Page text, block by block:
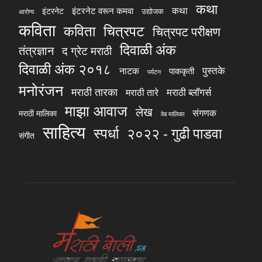
आरोग्य इंटरनेट इंटरनेट वरून कमवा उद्योजक कथा कथा
कविता कविता चित्रपट चित्रपट परीक्षण
तंत्रज्ञान द ग्रेट मराठी दिवाळी अंक
दिवाळी अंक २०१८
नाटक पर्यटन पाककृती पुस्तके
मनोरंजन मराठी तारका मराठी तारे मराठी ब्लॉगर्स
मराठी मालिका माझा आवाज लेख वेब मालिका संगणक
संगीत साहित्य स्पर्धा २०२२ - गुढी पाडवा